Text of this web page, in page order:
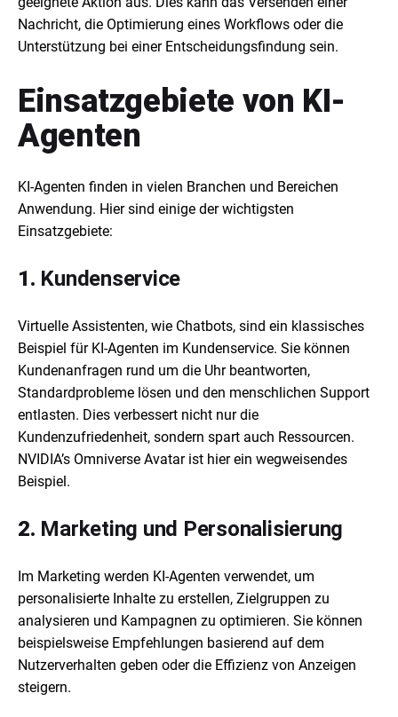
Nachricht, die Optimierung eines Workflows oder die
Unterstützung bei einer Entscheidungsfindung sein.
Einsatzgebiete von KI-
Agenten
KI-Agenten finden in vielen Branchen und Bereichen
Anwendung. Hier sind einige der wichtigsten
Einsatzgebiete:
1. Kundenservice
Virtuelle Assistenten, wie Chatbots, sind ein klassisches
Beispiel für KI-Agenten im Kundenservice. Sie können
Kundenanfragen rund um die Uhr beantworten,
Standardprobleme lösen und den menschlichen Support
entlasten. Dies verbessert nicht nur die
Kundenzufriedenheit, sondern spart auch Ressourcen.
NVIDIA’s Omniverse Avatar ist hier ein wegweisendes
Beispiel.
2. Marketing und Personalisierung
Im Marketing werden KI-Agenten verwendet, um
personalisierte Inhalte zu erstellen, Zielgruppen zu
analysieren und Kampagnen zu optimieren. Sie können
beispielsweise Empfehlungen basierend auf dem
Nutzerverhalten geben oder die Effizienz von Anzeigen
steigern.